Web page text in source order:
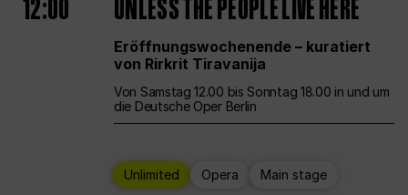
12:00 UNLESS THE PEOPLE LIVE HERE
Eröffnungswochenende – kuratiert
von Rirkrit Tiravanija
Von Samstag 12.00 bis Sonntag 18.00 in und um
die Deutsche Oper Berlin
Unlimited Opera Main stage